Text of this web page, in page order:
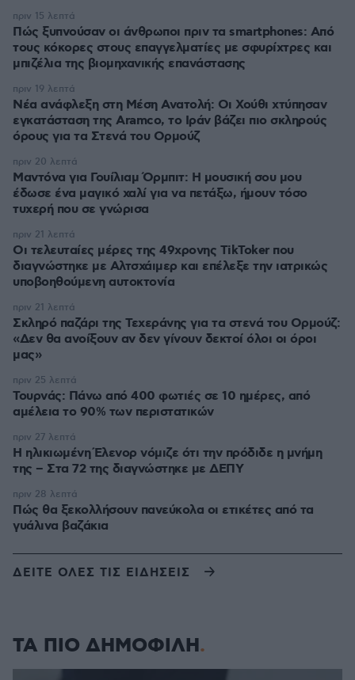
Πώς ξυπνούσαν οι άνθρωποι πριν τα smartphones: Από
τους κόκορες στους επαγγελματίες με σφυρίχτρες και
μπιζέλια της βιομηχανικής επανάστασης
πριν 15 λεπτά
Νέα ανάφλεξη στη Μέση Ανατολή: Οι Χούθι χτύπησαν
εγκατάσταση της Aramco, το Ιράν βάζει πιο σκληρούς
όρους για τα Στενά του Ορμούζ
πριν 19 λεπτά
Μαντόνα για Γουίλιαμ Όρμπιτ: Η μουσική σου μου
έδωσε ένα μαγικό χαλί για να πετάξω, ήμουν τόσο
τυχερή που σε γνώρισα
πριν 20 λεπτά
Οι τελευταίες μέρες της 49χρονης TikToker που
διαγνώστηκε με Αλτσχάιμερ και επέλεξε την ιατρικώς
υποβοηθούμενη αυτοκτονία
πριν 21 λεπτά
Σκληρό παζάρι της Τεχεράνης για τα στενά του Ορμούζ:
«Δεν θα ανοίξουν αν δεν γίνουν δεκτοί όλοι οι όροι
μας»
πριν 21 λεπτά
Τουρνάς: Πάνω από 400 φωτιές σε 10 ημέρες, από
αμέλεια το 90% των περιστατικών
πριν 25 λεπτά
Η ηλικιωμένη Έλενορ νόμιζε ότι την πρόδιδε η μνήμη
της – Στα 72 της διαγνώστηκε με ΔΕΠΥ
πριν 27 λεπτά
Πώς θα ξεκολλήσουν πανεύκολα οι ετικέτες από τα
γυάλινα βαζάκια
πριν 28 λεπτά
ΔΕΙΤΕ ΟΛΕΣ ΤΙΣ ΕΙΔΗΣΕΙΣ
ΤΑ ΠΙΟ ΔΗΜΟΦΙΛΗ